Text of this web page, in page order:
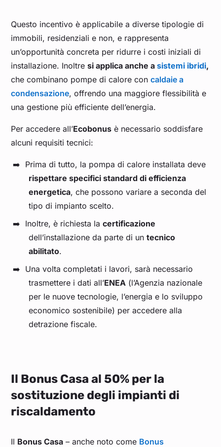
Questo incentivo è applicabile a diverse tipologie di
immobili, residenziali e non, e rappresenta
un’opportunità concreta per ridurre i costi iniziali di
installazione. Inoltresi applica anche asistemi ibridi,
che combinano pompe di calore concaldaie a
condensazione, offrendo una maggiore flessibilità e
una gestione più efficiente dell’energia.
Per accedere all’Ecobonus è necessario soddisfare
alcuni requisiti tecnici:
Prima di tutto, la pompa di calore installata deve
rispettare specifici standard di efficienza
energetica, che possono variare a seconda del
tipo di impianto scelto.
Inoltre, è richiesta la certificazione
dell’installazione da parte di untecnico
abilitato.
Una volta completati i lavori, sarà necessario
trasmettere i dati all’ENEA (l’Agenzia nazionale
per le nuove tecnologie, l’energia e lo sviluppo
economico sostenibile) per accedere alla
detrazione fiscale.
Il Bonus Casa al 50% per la
sostituzione degli impianti di
riscaldamento
Il Bonus Casa – anche noto come Bonus